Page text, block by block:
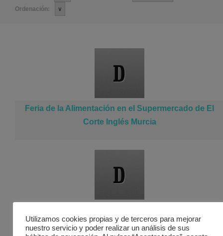
Ordenación:
Feria de la Alimentación en el Supermercado de El
Corte Inglés Murcia
Utilizamos cookies propias y de terceros para mejorar
nuestro servicio y poder realizar un análisis de sus